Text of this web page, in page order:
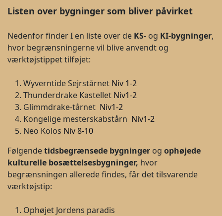
Listen over bygninger som bliver påvirket
Nedenfor finder I en liste over de KS- og KI-bygninger,
hvor begrænsningerne vil blive anvendt og
værktøjstippet tilføjet:
Wyverntide Sejrstårnet Niv 1-2
Thunderdrake Kastellet Niv1-2
Glimmdrake-tårnet Niv1-2
Kongelige mesterskabstårn Niv1-2
Neo Kolos Niv8-10
Følgendetidsbegrænsede bygninger og ophøjede
kulturelle bosættelsesbygninger, hvor
begrænsningen allerede findes, får det tilsvarende
værktøjstip:
Ophøjet Jordens paradis